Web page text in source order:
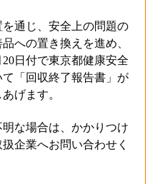
通じ、安全上の問題の
への置き換えを進め、
日付で東京都健康安全
「回収終了報告書」が
げます。
な場合は、かかりつけ
企業へお問い合わせく